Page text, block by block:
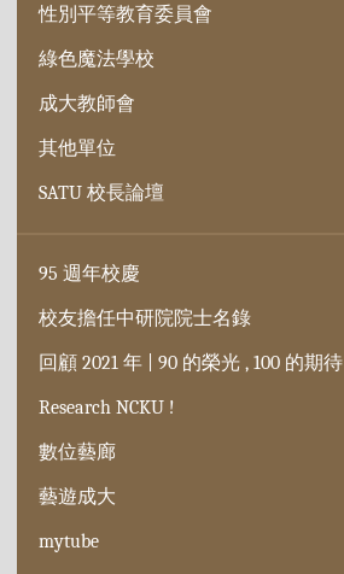
性別平等教育委員會
綠色魔法學校
成大教師會
其他單位
SATU 校長論壇
95 週年校慶
校友擔任中研院院士名錄
回顧 2021 年 | 90 的榮光 , 100 的期待
Research NCKU !
數位藝廊
藝遊成大
mytube